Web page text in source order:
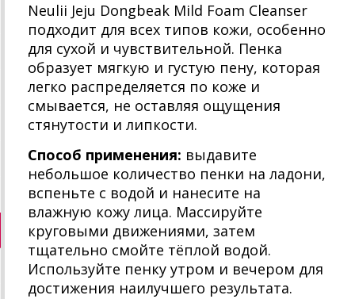
Neulii Jeju Dongbeak Mild Foam Cleanser
подходит для всех типов кожи, особенно
для сухой и чувствительной. Пенка
образует мягкую и густую пену, которая
легко распределяется по коже и
смывается, не оставляя ощущения
стянутости и липкости.
Способ применения: выдавите
небольшое количество пенки на ладони,
вспеньте с водой и нанесите на
влажную кожу лица. Массируйте
круговыми движениями, затем
тщательно смойте тёплой водой.
Используйте пенку утром и вечером для
достижения наилучшего результата.